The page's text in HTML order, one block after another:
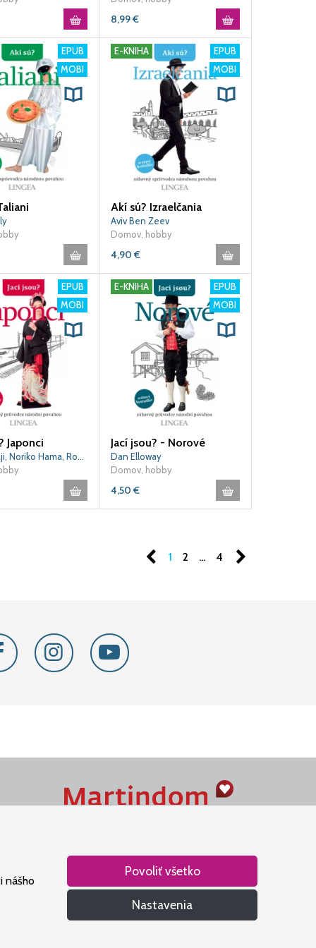
8,99€
EPUB
MOBI
E-KNIHA
EPUB
MOBI
Akí sú? Izraelčania
Aviv Ben Zeev
Domov, hobby
4,90 €
EPUB
MOBI
Japonci
Sahoko Kaji, Noriko Hama, Robert Ainsley, Jonathan Rice
E-KNIHA
EPUB
MOBI
Jací jsou? - Norové
Dan Elloway
Domov, hobby
4,50 €
1 2 ... 4
ktoré pomáha nájsť vzťah s Bohom.
nášho
Povoliť všetko
Nastavenia